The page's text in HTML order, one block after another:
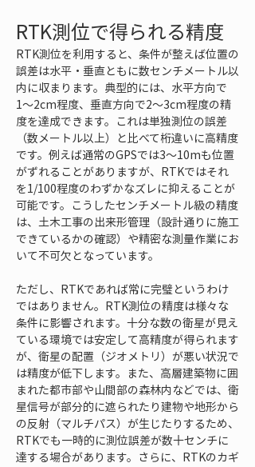
RTK測位で得られる精度
RTK測位を利用すると、条件が整えば位置の
誤差は水平・垂直ともに数センチメートル以
内に収まります。典型的には、水平方向で
1〜2cm程度、垂直方向で2〜3cm程度の精
度を達成できます。これは単独測位の誤差
（数メートル以上）と比べて桁違いに高精度
です。例えば通常のGPSでは3〜10mも位置
がずれることがありますが、RTKではそれ
を1/100程度のわずかなズレに抑えることが
可能です。こうしたセンチメートル級の精度
は、土木工事の出来形管理（設計通りに施工
できているかの確認）や精密な測量作業にお
いて不可欠となっています。
ただし、RTKであれば常に完璧というわけ
ではありません。RTK測位の精度は様々な
条件に影響されます。十分な数の衛星が見え
ている環境では安定して高精度が得られます
が、衛星の配置（ジオメトリ）が悪い状況で
は精度が低下します。また、高層建築物に囲
まれた都市部や山間部の森林内などでは、衛
星信号が部分的に遮られたり建物や地形から
の反射（マルチパス）が生じたりするため、
RTKでも一時的に測位誤差が数十センチに
達する場合があります。さらに、RTKのカギ